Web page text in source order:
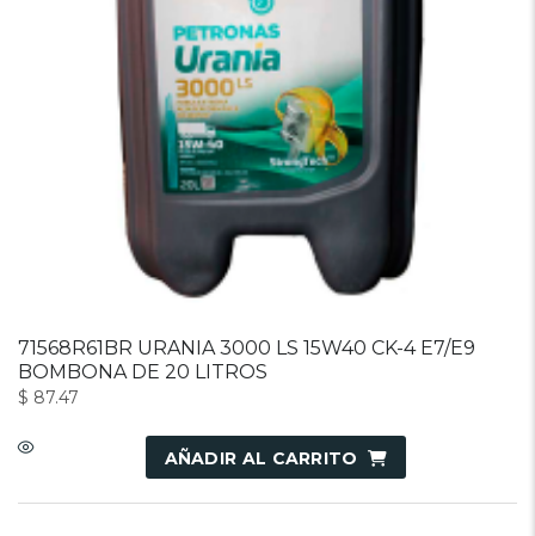
71568R61BR URANIA 3000 LS 15W40 CK-4 E7/E9
BOMBONA DE 20 LITROS
$ 87.47
AÑADIR AL CARRITO